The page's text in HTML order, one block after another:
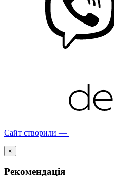
Сайт створили —
×
Рекомендація